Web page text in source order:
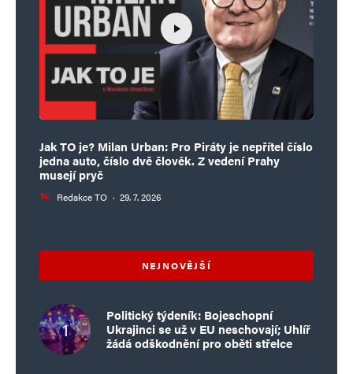
Jak TO je? Milan Urban: Pro Piráty je nepřítel číslo
jedna auto, číslo dvě člověk. Z vedení Prahy
musejí pryč
Redakce TO · 29. 7. 2026
NEJNOVĚJŠÍ
Politický týdeník: Bojeschopní
Ukrajinci se už v EU neschovají; Uhlíř
žádá odškodnění pro oběti střelce